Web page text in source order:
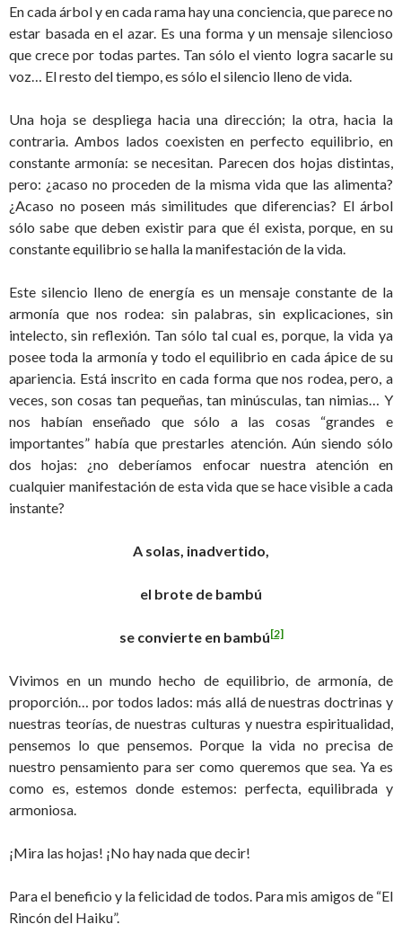
En cada árbol y en cada rama hay una conciencia, que parece no
estar basada en el azar. Es una forma y un mensaje silencioso
que crece por todas partes. Tan sólo el viento logra sacarle su
voz… El resto del tiempo, es sólo el silencio lleno de vida.
Una hoja se despliega hacia una dirección; la otra, hacia la
contraria. Ambos lados coexisten en perfecto equilibrio, en
constante armonía: se necesitan. Parecen dos hojas distintas,
pero: ¿acaso no proceden de la misma vida que las alimenta?
¿Acaso no poseen más similitudes que diferencias? El árbol
sólo sabe que deben existir para que él exista, porque, en su
constante equilibrio se halla la manifestación de la vida.
Este silencio lleno de energía es un mensaje constante de la
armonía que nos rodea: sin palabras, sin explicaciones, sin
intelecto, sin reflexión. Tan sólo tal cual es, porque, la vida ya
posee toda la armonía y todo el equilibrio en cada ápice de su
apariencia. Está inscrito en cada forma que nos rodea, pero, a
veces, son cosas tan pequeñas, tan minúsculas, tan nimias… Y
nos habían enseñado que sólo a las cosas “grandes e
importantes” había que prestarles atención. Aún siendo sólo
dos hojas: ¿no deberíamos enfocar nuestra atención en
cualquier manifestación de esta vida que se hace visible a cada
instante?
A solas, inadvertido,
el brote de bambú
se convierte en bambú[2]
Vivimos en un mundo hecho de equilibrio, de armonía, de
proporción… por todos lados: más allá de nuestras doctrinas y
nuestras teorías, de nuestras culturas y nuestra espiritualidad,
pensemos lo que pensemos. Porque la vida no precisa de
nuestro pensamiento para ser como queremos que sea. Ya es
como es, estemos donde estemos: perfecta, equilibrada y
armoniosa.
¡Mira las hojas! ¡No hay nada que decir!
Para el beneficio y la felicidad de todos. Para mis amigos de “El
Rincón del Haiku”.